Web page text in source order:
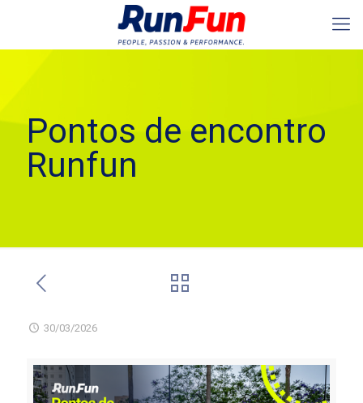
Pontos de encontro
Runfun
30/03/2026